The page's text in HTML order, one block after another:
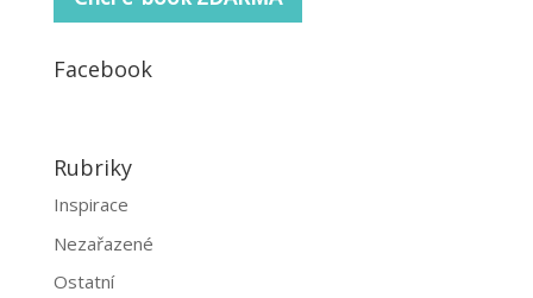
Facebook
Rubriky
Inspirace
Nezařazené
Ostatní